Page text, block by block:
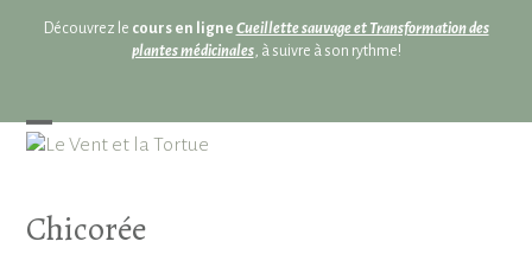
Découvrez le cours en ligne Cueillette sauvage et Transformation des
plantes médicinales, à suivre à son rythme!
Open
menu
Close
menu
Chicorée